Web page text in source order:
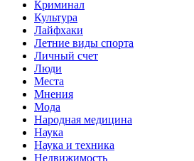
Криминал
Культура
Лайфхаки
Летние виды спорта
Личный счет
Люди
Места
Мнения
Мода
Народная медицина
Наука
Наука и техника
Недвижимость